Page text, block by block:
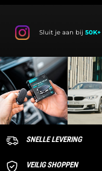
Sluit je aan bij 50K+
SNELLE LEVERING
VEILIG SHOPPEN